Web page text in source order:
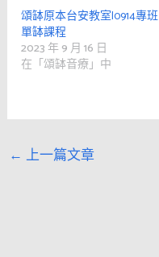
頌缽原本台安教室|0914專班
單缽課程
2023 年 9 月 16 日
在「頌缽音療」中
← 上一篇文章